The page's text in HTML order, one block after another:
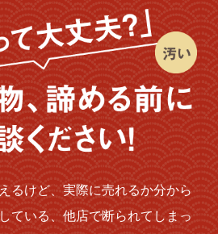
るけど、実際に売れるか分から
ている、他店で断られてしまっ